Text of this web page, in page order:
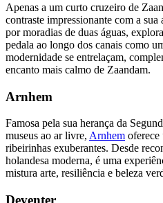
Apenas a um curto cruzeiro de
contraste impressionante com a
por moradias de duas águas,
pedala ao longo dos canais como
modernidade se entrelaçam,
encanto mais calmo de Zaandam.
Arnhem
Famosa pela sua herança da
museus ao ar livre, Arnhem oferece
ribeirinhas exuberantes. Desde
holandesa moderna, é uma
mistura arte, resiliência e beleza
Deventer